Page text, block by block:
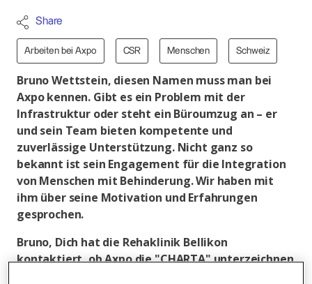
Share
Arbeiten bei Axpo CSR Menschen Schweiz
Bruno Wettstein, diesen Namen muss man bei
Axpo kennen. Gibt es ein Problem mit der
Infrastruktur oder steht ein Büroumzug an – er
und sein Team bieten kompetente und
zuverlässige Unterstützung. Nicht ganz so
bekannt ist sein Engagement für die Integration
von Menschen mit Behinderung. Wir haben mit
ihm über seine Motivation und Erfahrungen
gesprochen.
Bruno, Dich hat die Rehaklinik Bellikon
kontaktiert, ob Axpo die "CHARTA" unterzeichnen